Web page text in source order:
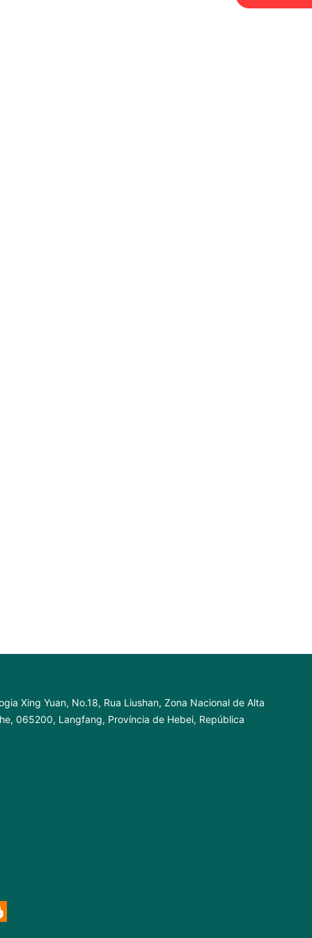
Xing Yuan, No.18, Rua Liushan, Zona Nacional de Alta
065200, Langfang, Província de Hebei, República